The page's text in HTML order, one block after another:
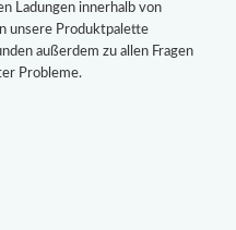
Ladungen innerhalb von
unsere Produktpalette
außerdem zu allen Fragen
Probleme.